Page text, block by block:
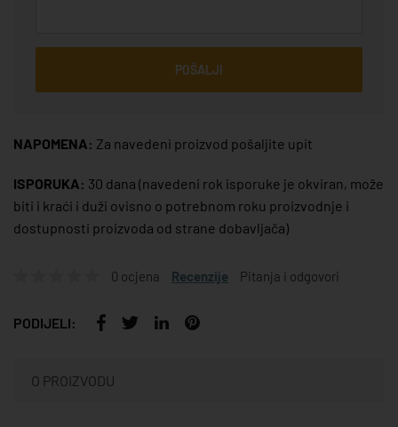
POŠALJI
NAPOMENA: Za navedeni proizvod pošaljite upit
ISPORUKA: 30 dana (navedeni rok isporuke je okviran, može
biti i kraći i duži ovisno o potrebnom roku proizvodnje i
dostupnosti proizvoda od strane dobavljača)
0 ocjena Recenzije Pitanja i odgovori
PODIJELI:
O PROIZVODU